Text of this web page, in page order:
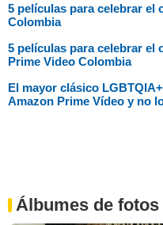
5 películas para celebrar el
Colombia
5 películas para celebrar el
Prime Video Colombia
El mayor clásico
Amazon Prime Vídeo y no
Álbumes de fotos